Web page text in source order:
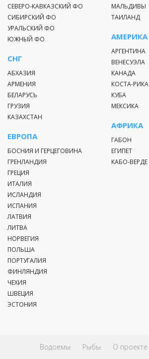
СЕВЕРО-КАВКАЗСКИЙ ФО
СИБИРСКИЙ ФО
УРАЛЬСКИЙ ФО
ЮЖНЫЙ ФО
СНГ
АБХАЗИЯ
АРМЕНИЯ
БЕЛАРУСЬ
ГРУЗИЯ
КАЗАХСТАН
ЕВРОПА
БОСНИЯ И ГЕРЦЕГОВИНА
ГРЕНЛАНДИЯ
ГРЕЦИЯ
ИТАЛИЯ
ИСЛАНДИЯ
ИСПАНИЯ
ЛАТВИЯ
ЛИТВА
НОРВЕГИЯ
ПОЛЬША
ПОРТУГАЛИЯ
ФИНЛЯНДИЯ
ЧЕХИЯ
ШВЕЦИЯ
ЭСТОНИЯ
МАЛЬДИВЫ
ТАИЛАНД
АМЕРИКА
АРГЕНТИНА
ВЕНЕСУЭЛА
КАНАДА
КОСТА-РИКА
КУБА
МЕКСИКА
АФРИКА
ГАБОН
ЕГИПЕТ
КАБО-ВЕРДЕ
Водоемы Рыбы О проекте